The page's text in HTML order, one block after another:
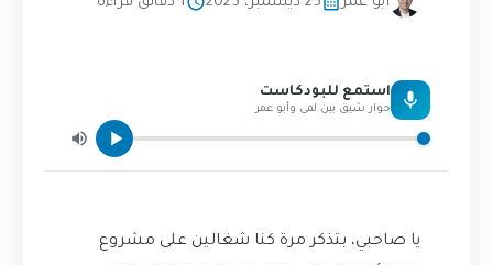
استمع للبودكاست
حوار شيق بين لمى وأبو عمر
يا صاحبي، بتذكر مرة كنا شغالين على مشروع